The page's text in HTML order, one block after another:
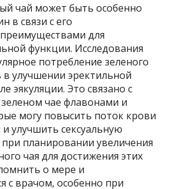
чай может быть особенно
в связи с его
для
функции. Исследования
потребление зеленого
улучшении эректильной
эякуляции. Это связано с
чае флавонами и
могу повысить поток крови
улучшить сексуальную
планировании увеличения
чая для достижения этих
о мере и
с врачом, особенно при